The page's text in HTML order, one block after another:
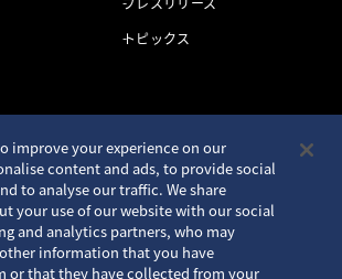
トピックス
アクセシビリティ
サイトご利用案内
サイトマップ
improve your experience on our
content and ads, to provide social
to analyse our traffic. We share
your use of our website with our social
and analytics partners, who may
information that you have
or that they have collected from your